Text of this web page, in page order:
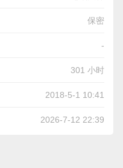
保密
-
301 小时
2018-5-1 10:41
2026-7-12 22:39